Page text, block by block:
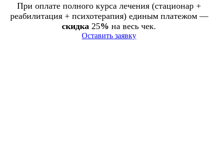
При оплате полного курса лечения (стационар +
реабилитация + психотерапия) единым платежом —
скидка 25% на весь чек.
Оставить заявку